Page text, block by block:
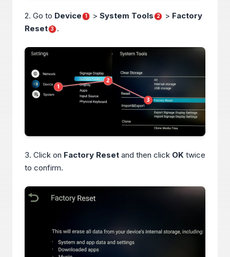
2. Go to Device 1 >System Tools 2 > Factory
Reset 3 .
3. Click on Factory Reset and then click OK twice
to confirm.